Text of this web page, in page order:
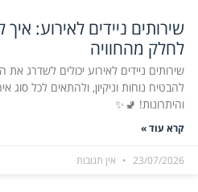
שירותים ניידים לאירוע:
לחלק מהחוויה
שירותים ניידים לאירוע יכולים לשדרג
להבטיח נוחות וניקיון, ולהתאים לכל סוג
והיתרונות! 🚽✨
קרא עוד »
23/07/2026 אין תגובות